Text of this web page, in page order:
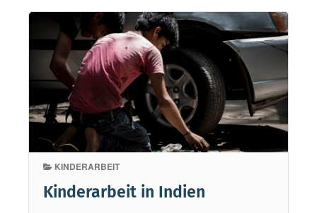
e
n
t
w
i
c
k
l
u
n
KINDERARBEIT
Kinderarbeit in Indien